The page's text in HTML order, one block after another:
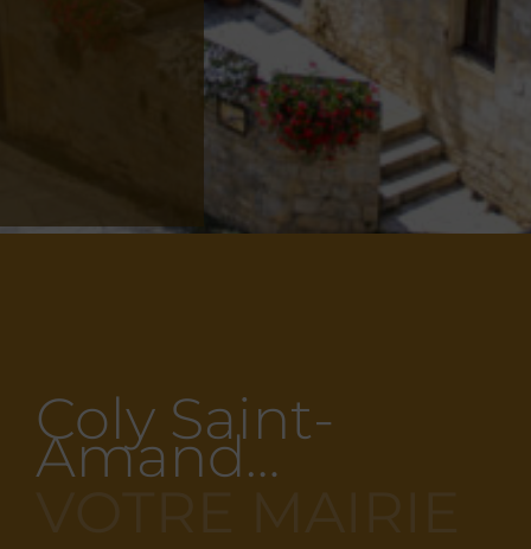
Coly Saint-
Amand…